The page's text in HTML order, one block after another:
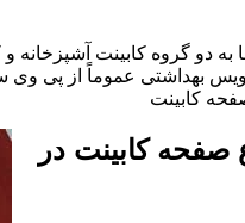
ها به دو گروه کابینت
بهداشتی عموماً از پی
کابینت
صفحه کابینت در